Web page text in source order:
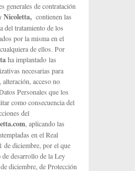
generales de contratación
Nicoletta, contienen las
del tratamiento de los
por la misma en el
de ellos. Por
ha implantado las
necesarias para
acceso no
Personales que los
como consecuencia del
del
, aplicando las
en el Real
de diciembre, por el que
de desarrollo de la Ley
diciembre, de Protección